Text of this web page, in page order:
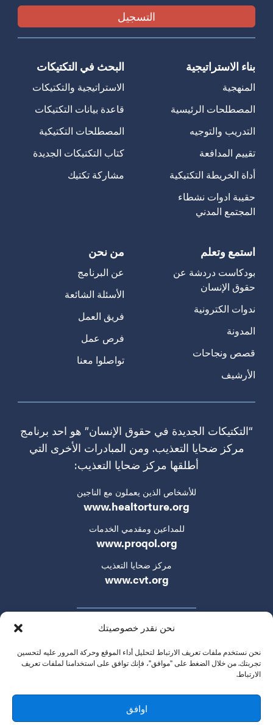
نحن نقدر خصوصيتك
نحن نستخدم ملفات تعريف الارتباط لتحليل أداء الموقع وحركة المرور عليه لتحسين
تجربتك. من خلال الضغط على "موافق"، فإنك توافق على استخدامنا لملفات تعريف
الارتباط.
اوافق
بناء الاستراتيجية
المنهجية
المصطلحات الرئيسية
التدريب والتوجيه
تقييم المدافعة
أداة الخريطة التكتيكية
حقيبة ادوات نشطاء
المجتمع المدني
البحث في التكتيكات
الاستراتيجية والتكتيكات
قاعدة بيانات التكتيكات
المصطلحات التكتيكية
كتاب التكتيكات الجديدة
مشاركة تكتيك
استمع وتعلم
بودكاست دردشة عن
حقوق الإنسان
ندوات الكترونية
المدونة
قصص ونجاحات
الأرشيف
من نحن
عن البرنامج
الأسئلة الشائعة
فريق العمل
فرص عمل
تواصلوا معنا
“التكتيكات الجديدة في حقوق الإنسان” هو احد برنامج
مركز ضحايا التعذيب. ومن المبادرات الأخرى التي
أطلقها مركز ضحايا التعذيب:
للأشخاص الذين يعملون مع الناجين
www.healtorture.org
للمداعين ومقدمي الخدمات
www.proqol.org
مركز ضحايا التعذيب
www.cvt.org
© 2024 التكتيكات الجديدة في حقوق الإنسان. جميع الحقوق
محفوظة.